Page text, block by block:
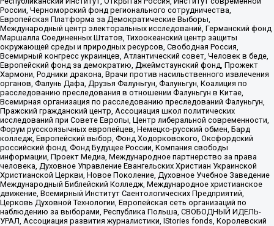
России, Черноморский фонд регионального сотрудничества,
Европейская Платформа за Демократические Выборы,
Международный центр электоральных исследований, Германский фонд
Маршалла Соединенных Штатов, Тихоокеанский центр защиты
окружающей среды и природных ресурсов, Свободная Россия,
Всемирный конгресс украинцев, Атлантический совет, Человек в беде,
Европейский фонд за демократию, Джеймстаунский фонд, Прожект
Хармони, Родники дракона, Врачи против насильственного извлечения
органов, Фалунь Дафа, Друзья Фалуньгун, Фалуньгун, Коалиция по
расследованию преследования в отношении Фалуньгун в Китае,
Всемирная организация по расследованию преследований Фалуньгун,
Пражский гражданский центр, Ассоциация школ политических
исследований при Совете Европы, Центр либеральной современности,
Форум русскоязычных европейцев, Немецко-русский обмен, Бард
колледж, Европейский выбор, Фонд Ходорковского, Оксфордский
российский фонд, Фонд Будущее России, Компания свободы
информации, Проект Медиа, Международное партнерство за права
человека, Духовное Управление Евангельских Христиан Украинской
Христианской Церкви, Новое Поколение, Духовное Учебное Заведение
Международный Библейский Колледж, Международное христианское
движение, Всемирный Институт Саентологических Предприятий,
Церковь Духовной Технологии, Европейская сеть организаций по
наблюдению за выборами, Республика Польша, СВОБОДНЫЙ ИДЕЛЬ-
УРАЛ, Ассоциация развития журналистики, IStories fonds, Королевский